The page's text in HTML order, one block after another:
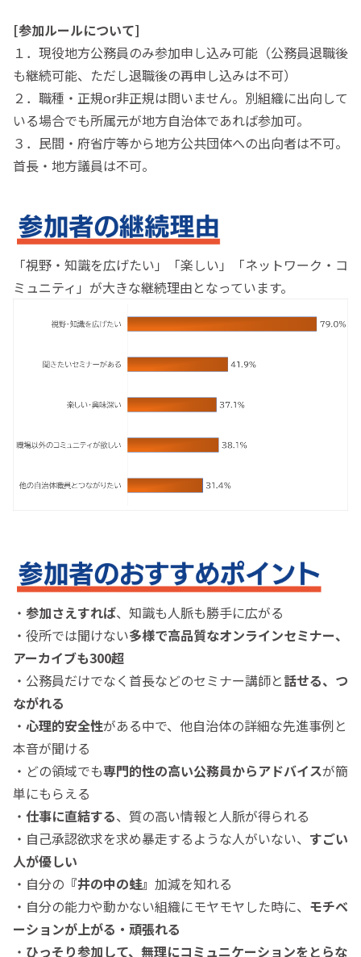
[参加ルールについて]
１．現役地方公務員のみ参加申し込み可能（公務員退職後
も継続可能、ただし退職後の再申し込みは不可）
２．職種・正規or非正規は問いません。別組織に出向して
いる場合でも所属元が地方自治体であれば参加可。
３．民間・府省庁等から地方公共団体への出向者は不可。
首長・地方議員は不可。
「視野・知識を広げたい」「楽しい」「ネットワーク・コ
ミュニティ」が大きな継続理由となっています。
・ 参加さえすれば、知識も人脈も勝手に広がる
・役所では聞けない多様で高品質なオンラインセミナー、
アーカイブも300超
・公務員だけでなく首長などのセミナー講師と話せる、つ
ながれる
・ 心理的安全性がある中で、他自治体の詳細な先進事例と
本音が聞ける
・どの領域でも専門的性の高い公務員からアドバイスが簡
単にもらえる
・ 仕事に直結する、質の高い情報と人脈が得られる
・自己承認欲求を求め暴走するような人がいない、 すごい
人が優しい
・自分の 『井の中の蛙』 加減を知れる
・自分の能力や動かない組織にモヤモヤした時に、 モチベ
ーションが上がる・頑張れる
・ ひっそり参加して、無理にコミュニケーションをとらな